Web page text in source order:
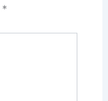
*